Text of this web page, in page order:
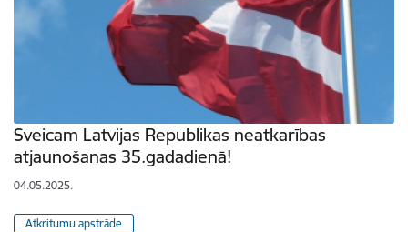
Sveicam Latvijas Republikas neatkarības
atjaunošanas 35.gadadienā!
04.05.2025.
Atkritumu apstrāde